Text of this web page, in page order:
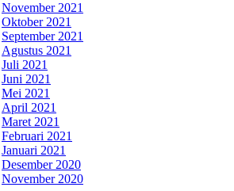
November 2021
Oktober 2021
September 2021
Agustus 2021
Juli 2021
Juni 2021
Mei 2021
April 2021
Maret 2021
Februari 2021
Januari 2021
Desember 2020
November 2020